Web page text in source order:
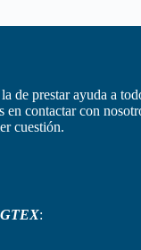
de prestar ayuda a
en contactar con
cuestión.
: